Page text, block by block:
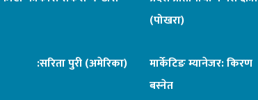
(पोखरा)
:सरिता पुरी (अमेरिका)
मार्केटिङ म्यानेजर: किरण
बस्नेत